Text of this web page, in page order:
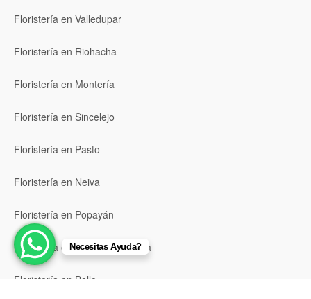
Floristería en Valledupar
Floristería en Riohacha
Floristería en Montería
Floristería en Sincelejo
Floristería en Pasto
Floristería en Neiva
Floristería en Popayán
Floristería en Barrancabermeja
Floristería en Bello
Necesitas Ayuda?